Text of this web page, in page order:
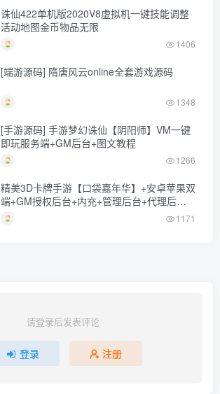
诛仙422单机版2020V8虚拟机一键技能调整
活动地图金币物品无限
1406
[端游源码] 隋唐风云online全套游戏源码
1348
[手游源码] 手游梦幻诛仙【阴阳师】VM一键
即玩服务端+GM后台+图文教程
1266
精美3D卡牌手游【口袋嘉年华】+安卓苹果双
端+GM授权后台+内充+管理后台+代理后台
+Linux一键全自动搭建脚本+Linux手工服务
1171
请登录后发表评论
登录 注册